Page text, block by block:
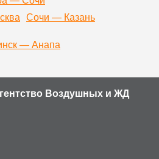
Сочи — Казань
— Анапа
Воздушных и ЖД